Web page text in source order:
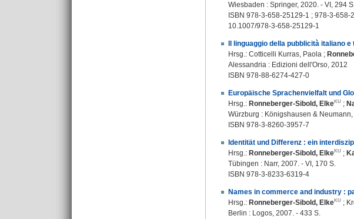
Wiesbaden : Springer, 2020. - VI, 294
ISBN 978-3-658-25129-1 ; 978-3-658-
10.1007/978-3-658-25129-1
Il linguaggio della pubblicità italiano
Hrsg.: Cotticelli Kurras, Paola ;
Alessandria : Edizioni dell'Orso, 2012
ISBN 978-88-6274-427-0
Europäische Sprachenvielfalt und
Hrsg.: Ronneberger-Sibold, Elke ;
Würzburg : Königshausen &
ISBN 978-3-8260-3957-7
Identität und Differenz : ein
Hrsg.: Ronneberger-Sibold, Elke ;
Tübingen : Narr, 2007. - VI, 170 S.
ISBN 978-3-8233-6319-4
Names in commerce and industry :
Hrsg.: Ronneberger-Sibold, Elke ;
Berlin : Logos, 2007. - 433 S.